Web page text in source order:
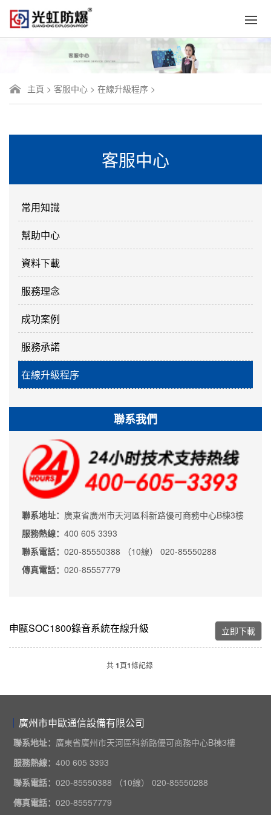
主頁 > 客服中心 > 在線升級程序 >
客服中心
常用知識
幫助中心
資料下載
服務理念
成功案例
服務承諾
在線升級程序
聯系我們
聯系地址： 廣東省廣州市天河區科新路優可商務中心B棟3樓
服務熱線： 400 605 3393
聯系電話： 020-85550388 （10線） 020-85550288
傳真電話： 020-85557779
申甌SOC1800錄音系統在線升級 立即下載
共1頁1條記錄
廣州市申歐通信設備有限公司
聯系地址： 廣東省廣州市天河區科新路優可商務中心B棟3樓
服務熱線： 400 605 3393
聯系電話： 020-85550388 （10線） 020-85550288
傳真電話： 020-85557779